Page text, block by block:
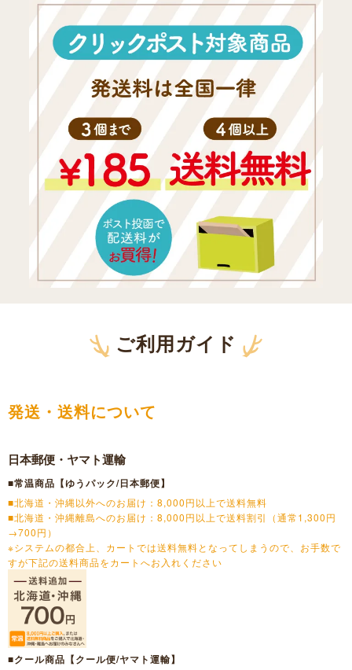
ご利用ガイド
発送・送料について
日本郵便・ヤマト運輸
■常温商品【ゆうパック/日本郵便】
■北海道・沖縄以外へのお届け：8,000円以上で送料無料
■北海道・沖縄離島へのお届け：8,000円以上で送料割引（通常1,300円
→700円）
※システムの都合上、カートでは送料無料となってしまうので、お手数で
すが下記の送料商品をカートへお入れください
■クール商品【クール便/ヤマト運輸】